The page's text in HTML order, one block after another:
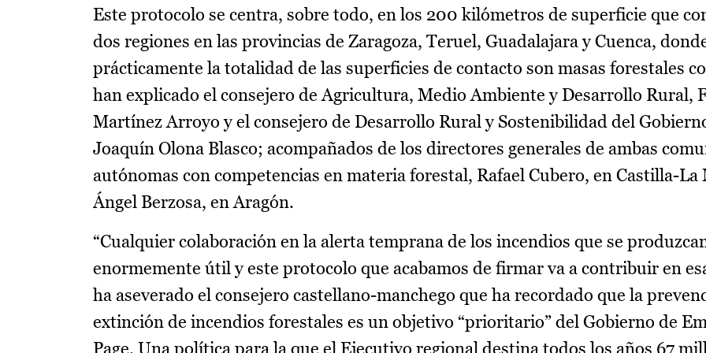
Este protocolo se centra, sobre todo, en los 200 kilómetros de superficie que
dos regiones en las provincias de Zaragoza, Teruel, Guadalajara y Cuenca,
prácticamente la totalidad de las superficies de contacto son masas forestales
han explicado el consejero de Agricultura, Medio Ambiente y Desarrollo Rural,
Martínez Arroyo y el consejero de Desarrollo Rural y Sostenibilidad del
Joaquín Olona Blasco; acompañados de los directores generales de ambas
autónomas con competencias en materia forestal, Rafael Cubero, en Castilla-La
Ángel Berzosa, en Aragón.
“Cualquier colaboración en la alerta temprana de los incendios que se
enormemente útil y este protocolo que acabamos de firmar va a contribuir en
ha aseverado el consejero castellano-manchego que ha recordado que la
extinción de incendios forestales es un objetivo “prioritario” del Gobierno de
Page. Una política para la que el Ejecutivo regional destina todos los años 67